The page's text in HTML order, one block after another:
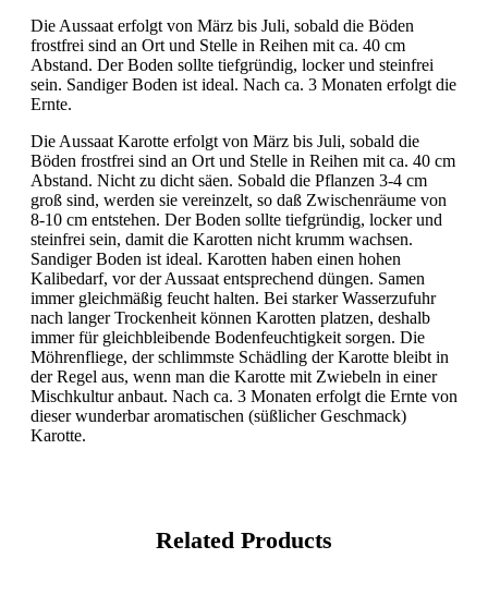
Die Aussaat erfolgt von März bis Juli, sobald die Böden
frostfrei sind an Ort und Stelle in Reihen mit ca. 40 cm
Abstand. Der Boden sollte tiefgründig, locker und steinfrei
sein. Sandiger Boden ist ideal. Nach ca. 3 Monaten erfolgt die
Ernte.
Die Aussaat Karotte erfolgt von März bis Juli, sobald die
Böden frostfrei sind an Ort und Stelle in Reihen mit ca. 40 cm
Abstand. Nicht zu dicht säen. Sobald die Pflanzen 3-4 cm
groß sind, werden sie vereinzelt, so daß Zwischenräume von
8-10 cm entstehen. Der Boden sollte tiefgründig, locker und
steinfrei sein, damit die Karotten nicht krumm wachsen.
Sandiger Boden ist ideal. Karotten haben einen hohen
Kalibedarf, vor der Aussaat entsprechend düngen. Samen
immer gleichmäßig feucht halten. Bei starker Wasserzufuhr
nach langer Trockenheit können Karotten platzen, deshalb
immer für gleichbleibende Bodenfeuchtigkeit sorgen. Die
Möhrenfliege, der schlimmste Schädling der Karotte bleibt in
der Regel aus, wenn man die Karotte mit Zwiebeln in einer
Mischkultur anbaut. Nach ca. 3 Monaten erfolgt die Ernte von
dieser wunderbar aromatischen (süßlicher Geschmack)
Karotte.
Related Products